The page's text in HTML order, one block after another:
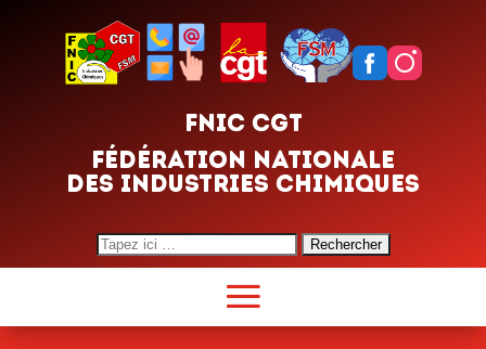
FNIC CGT
FÉDÉRATION NATIONALE
DES INDUSTRIES CHIMIQUES
Search
for: